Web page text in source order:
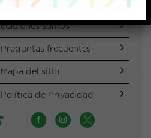
¿Quiénes somos?
Preguntas frecuentes
Mapa del sitio
Política de Privacidad